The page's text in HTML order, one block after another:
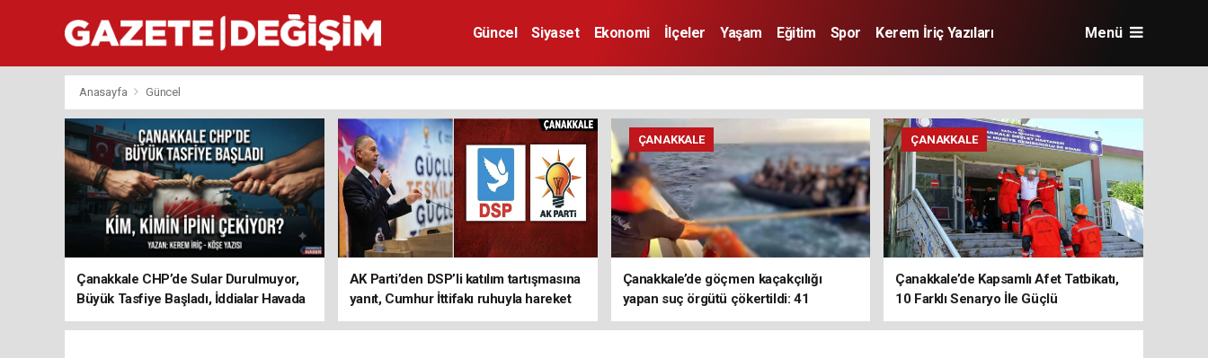
Güncel Siyaset Ekonomi İlçeler Yaşam Eğitim Spor Kerem İriç Yazıları Menü
Anasayfa Güncel
Çanakkale CHP’de Sular Durulmuyor,
Büyük Tasfiye Başladı, İddialar Havada
Uçuşuyor
AK Parti’den DSP’li katılım tartışmasına
yanıt, Cumhur İttifakı ruhuyla hareket
ediyoruz
ÇANAKKALE
Çanakkale’de göçmen kaçakçılığı
yapan suç örgütü çökertildi: 41
tutuklama
ÇANAKKALE
Çanakkale’de Kapsamlı Afet Tatbikatı,
10 Farklı Senaryo İle Güçlü
Koordinasyon